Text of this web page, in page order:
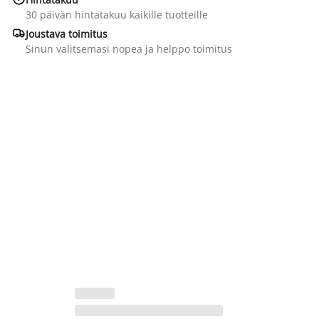
30 päivän hintatakuu kaikille tuotteille
Joustava toimitus
Sinun valitsemasi nopea ja helppo toimitus